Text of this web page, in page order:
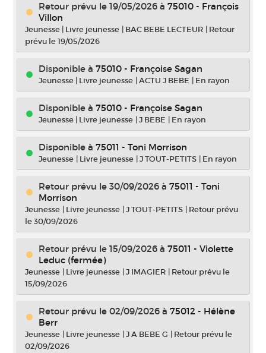
Retour prévu le 19/05/2026 à 75010 - François
Villon
Jeunesse | Livre jeunesse | BAC BEBE LECTEUR | Retour
prévu le 19/05/2026
Disponible à 75010 - Françoise Sagan
Jeunesse | Livre jeunesse |ACTU J BEBE | En rayon
Disponible à 75010 - Françoise Sagan
Jeunesse | Livre jeunesse |J BEBE | En rayon
Disponible à 75011 - Toni Morrison
Jeunesse | Livre jeunesse |J TOUT-PETITS | En rayon
Retour prévu le 30/09/2026 à 75011 - Toni
Morrison
Jeunesse | Livre jeunesse |J TOUT-PETITS | Retour prévu
le 30/09/2026
Retour prévu le 15/09/2026 à 75011 - Violette
Leduc (fermée)
Jeunesse | Livre jeunesse |J IMAGIER | Retour prévu le
15/09/2026
Retour prévu le 02/09/2026 à 75012 - Hélène
Berr
Jeunesse | Livre jeunesse |J A BEBE G | Retour prévu le
02/09/2026